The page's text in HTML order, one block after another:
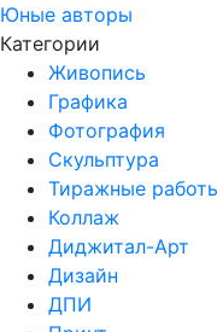
Юные авторы
Категории
Живопись
Графика
Фотография
Скульптура
Тиражные
Коллаж
Диджитал-Арт
Дизайн
ДПИ